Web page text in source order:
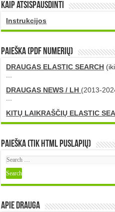
Kaip atsispausdinti
Instrukcijos
PAIEŠKA (PDF numerių)
DRAUGAS ELASTIC SEARCH
...
DRAUGAS NEWS / LH (2013-
...
KITŲ LAIKRAŠČIŲ ELASTIC
Paieška (tik HTML puslapių)
Apie DRAUGA